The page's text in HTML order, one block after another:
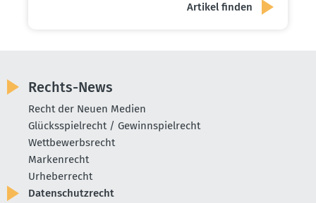
Rechts-News
Recht der Neuen Medien
Glücksspielrecht / Gewinnspielrecht
Wettbewerbsrecht
Markenrecht
Urheberrecht
Datenschutzrecht